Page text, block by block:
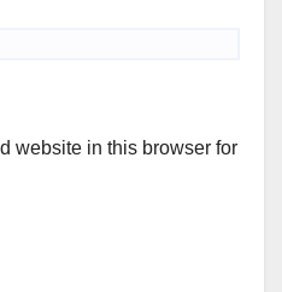
website in this browser for